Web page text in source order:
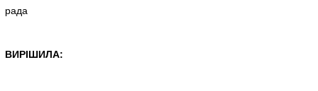
рада
ВИРІШИЛА: